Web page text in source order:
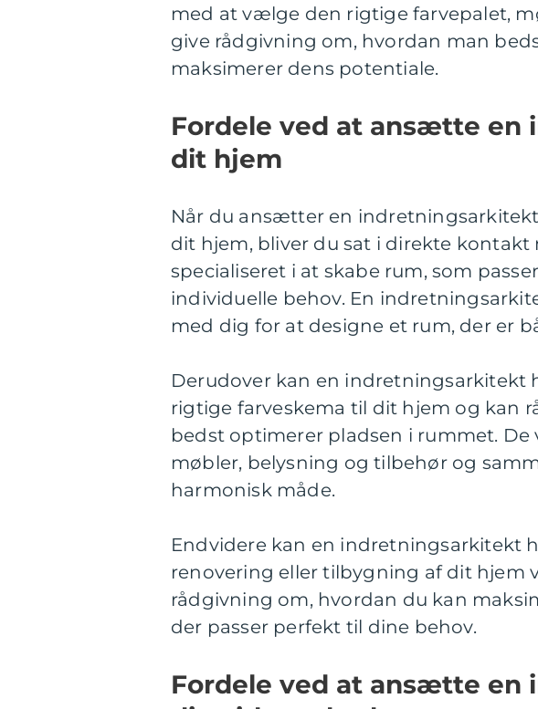
med at vælge den rigtige farvepalet,
give rådgivning om, hvordan man
maksimerer dens potentiale.
Fordele ved at ansætte
dit hjem
Når du ansætter en
dit hjem, bliver du sat i direkte kontakt
specialiseret i at skabe rum, som
individuelle behov. En
med dig for at designe et rum, der er
Derudover kan en
rigtige farveskema til dit hjem og kan
bedst optimerer pladsen i rummet.
møbler, belysning og tilbehør og
harmonisk måde.
Endvidere kan en
renovering eller tilbygning af dit hjem
rådgivning om, hvordan du kan
der passer perfekt til dine behov.
Fordele ved at ansætte